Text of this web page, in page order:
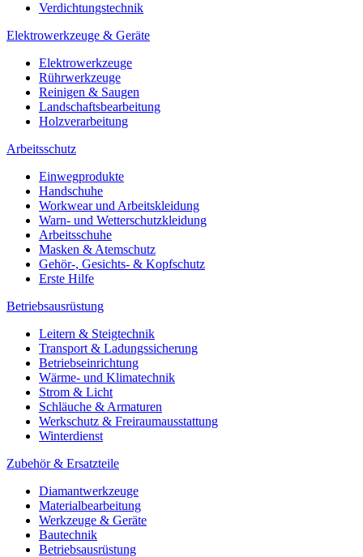
Verdichtungstechnik
Elektrowerkzeuge & Geräte
Elektrowerkzeuge
Rührwerkzeuge
Reinigen & Saugen
Landschaftsbearbeitung
Holzverarbeitung
Arbeitsschutz
Einwegprodukte
Handschuhe
Workwear und Arbeitskleidung
Warn- und Wetterschutzkleidung
Arbeitsschuhe
Masken & Atemschutz
Gehör-, Gesichts- & Kopfschutz
Erste Hilfe
Betriebsausrüstung
Leitern & Steigtechnik
Transport & Ladungssicherung
Betriebseinrichtung
Wärme- und Klimatechnik
Strom & Licht
Schläuche & Armaturen
Werkschutz & Freiraumausstattung
Winterdienst
Zubehör & Ersatzteile
Diamantwerkzeuge
Materialbearbeitung
Werkzeuge & Geräte
Bautechnik
Betriebsausrüstung